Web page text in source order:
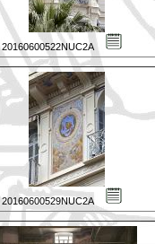
20160600522NUC2A
20160600529NUC2A